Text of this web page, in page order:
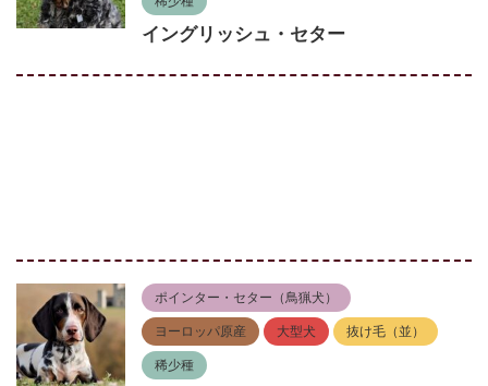
イングリッシュ・セター
ポインター・セター（鳥猟犬）
ヨーロッパ原産 大型犬 抜け毛（並）
稀少種